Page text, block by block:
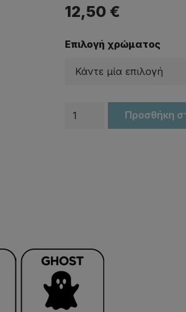
12,50 €
Επιλογή χρώματος
Ψαράκια
Προσθήκη